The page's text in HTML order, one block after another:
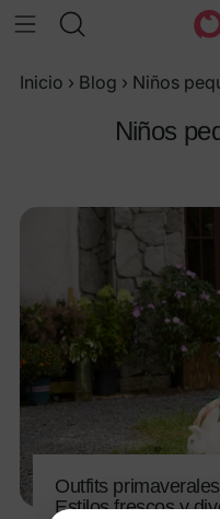
Inicio › Blog › Niños
Niños
Outfits
Estilos frescos y